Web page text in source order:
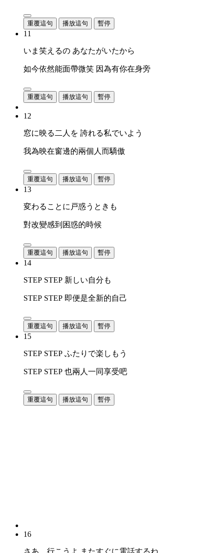
重覆這句 播放這句 暫停
11
いま笑えるの あなたがいたから
如今依然能面帶微笑 因為有你在身旁
重覆這句 播放這句 暫停
12
窓に映る二人を 誇れる私でいよう
我為映在窗邊的兩個人而驕傲
重覆這句 播放這句 暫停
13
変わることに戸惑うときも
對改變感到困惑的時候
重覆這句 播放這句 暫停
14
STEP STEP 新しい自分も
STEP STEP 即便是全新的自己
重覆這句 播放這句 暫停
15
STEP STEP ふたりで楽しもう
STEP STEP 也兩人一同享受吧
重覆這句 播放這句 暫停
16
さあ、行こうよ またすぐに電話するね